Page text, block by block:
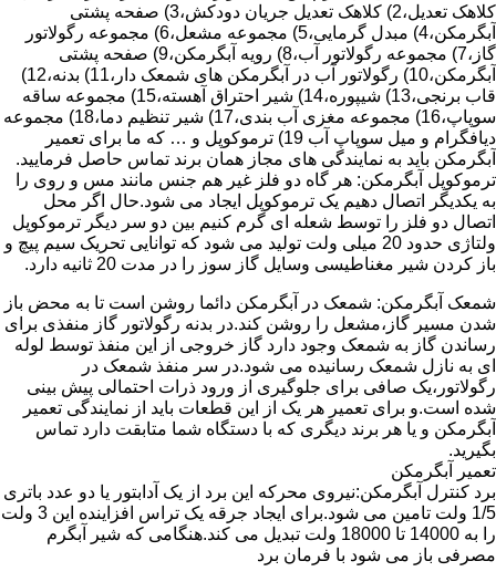
کلاهک تعدیل،2) کلاهک تعدیل جریان دودکش،3) صفحه پشتی
آبگرمکن،4) مبدل گرمایی،5) مجموعه مشعل،6) مجموعه رگولاتور
گاز،7) مجموعه رگولاتور آب،8) رویه آبگرمکن،9) صفحه پشتی
آبگرمکن،10) رگولاتور آب در آبگرمکن های شمعک دار،11) بدنه،12)
قاب برنجی،13) شیپوره،14) شیر احتراق آهسته،15) مجموعه ساقه
سوپاپ،16) مجموعه مغزی آب بندی،17) شیر تنظیم دما،18) مجموعه
دیافگرام و میل سوپاپ آب 19) ترموکوپل و … که ما برای تعمیر
آبگرمکن باید به نمایندگی های مجاز همان برند تماس حاصل فرمایید.
ترموکوپل آبگرمکن: هر گاه دو فلز غیر هم جنس مانند مس و روی را
به یکدیگر اتصال دهیم یک ترموکوپل ایجاد می شود.حال اگر محل
اتصال دو فلز را توسط شعله ای گرم کنیم بین دو سر دیگر ترموکوپل
ولتاژی حدود 20 میلی ولت تولید می شود که توانایی تحریک سیم پیچ و
باز کردن شیر مغناطیسی وسایل گاز سوز را در مدت 20 ثانیه دارد.
شمعک آبگرمکن: شمعک در آبگرمکن دائما روشن است تا به محض باز
شدن مسیر گاز،مشعل را روشن کند.در بدنه رگولاتور گاز منفذی برای
رساندن گاز به شمعک وجود دارد گاز خروجی از این منفذ توسط لوله
ای به نازل شمعک رسانیده می شود.در سر منفذ شمعک در
رگولاتور،یک صافی برای جلوگیری از ورود ذرات احتمالی پیش بینی
شده است.و برای تعمیر هر یک از این قطعات باید از نمایندگی تعمیر
آبگرمکن و یا هر برند دیگری که با دستگاه شما متابقت دارد تماس
بگیرید.
تعمیر آبگرمکن
برد کنترل آبگرمکن:نیروی محرکه این برد از یک آدابتور یا دو عدد باتری
1/5 ولت تامین می شود.برای ایجاد جرقه یک تراس افزاینده این 3 ولت
را به 14000 تا 18000 ولت تبدیل می کند.هنگامی که شیر آبگرم
مصرفی باز می شود با فرمان برد